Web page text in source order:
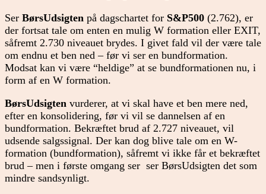
Ser BørsUdsigten på dagschartet for S&P500 (2.762), er
der fortsat tale om enten en mulig W formation eller EXIT,
såfremt 2.730 niveauet brydes. I givet fald vil der være tale
om endnu et ben ned – før vi ser en bundformation.
Modsat kan vi være “heldige” at se bundformationen nu, i
form af en W formation.
BørsUdsigten vurderer, at vi skal have et ben mere ned,
efter en konsolidering, før vi vil se dannelsen af en
bundformation. Bekræftet brud af 2.727 niveauet, vil
udsende salgssignal. Der kan dog blive tale om en W-
formation (bundformation), såfremt vi ikke får et bekræftet
brud – men i første omgang ser ser BørsUdsigten det som
mindre sandsynligt.